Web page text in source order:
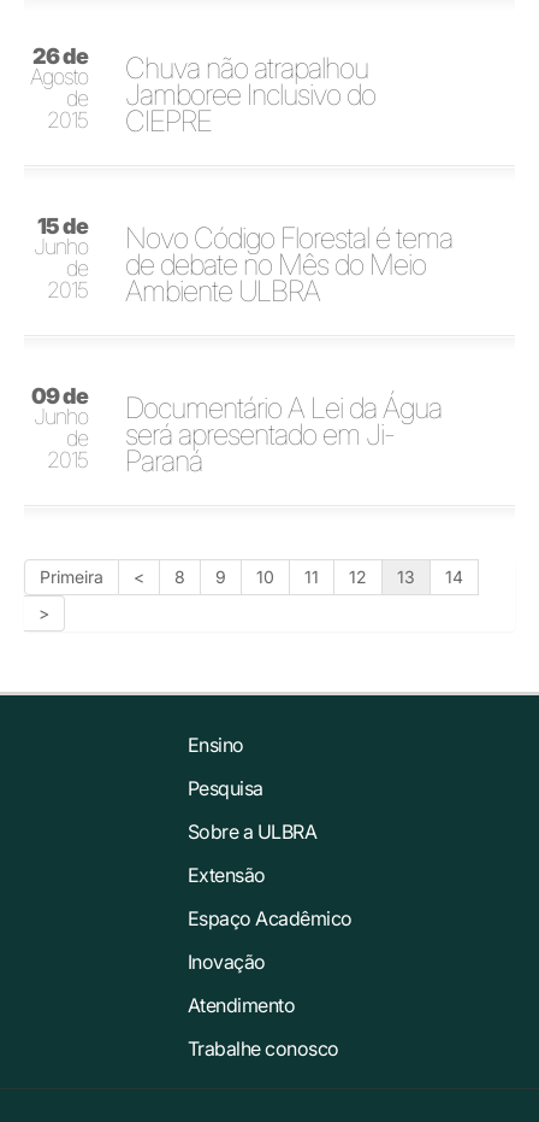
26 de
Agosto
de
2015
Chuva não atrapalhou
Jamboree Inclusivo do
CIEPRE
15 de
Junho
de
2015
Novo Código Florestal é tema
de debate no Mês do Meio
Ambiente ULBRA
09 de
Junho
de
2015
Documentário A Lei da Água
será apresentado em Ji-
Paraná
Primeira < 8 9 10 11 12 13
14
>
Ensino
Pesquisa
Sobre a ULBRA
Extensão
Espaço Acadêmico
Inovação
Atendimento
Trabalhe conosco